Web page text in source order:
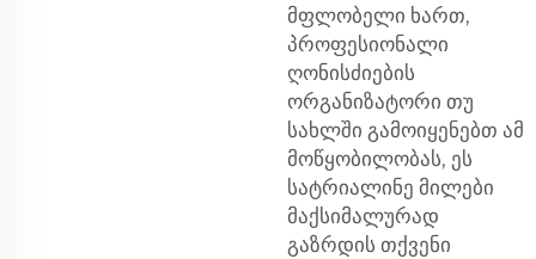
მფლობელი ხართ,
პროფესიონალი
ღონისძიების
ორგანიზატორი თუ
სახლში გამოიყენებთ ამ
მოწყობილობას, ეს
სატრიალინე მილები
მაქსიმალურად
გაზრდის თქვენი